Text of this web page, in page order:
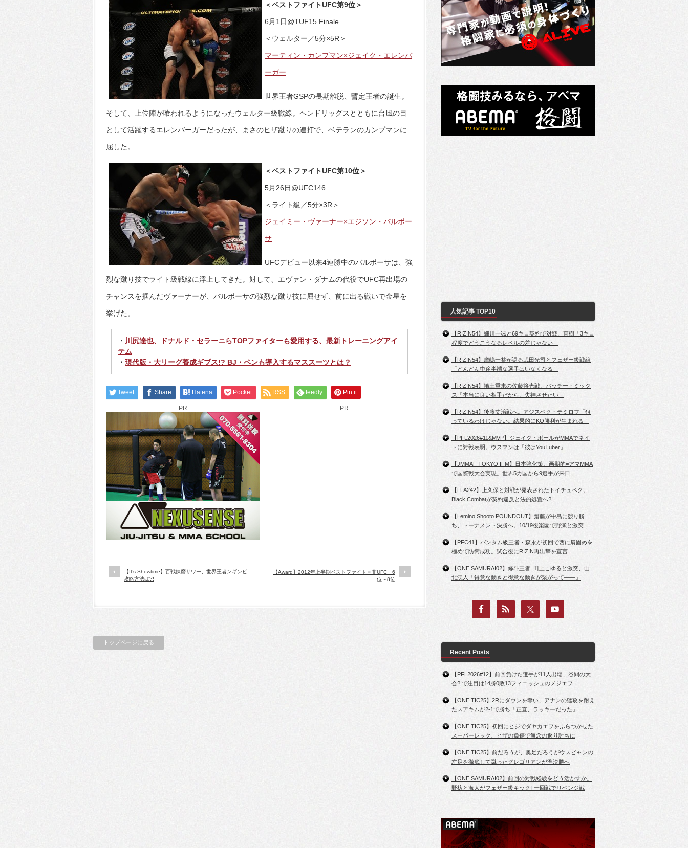
＜ベストファイトUFC第9位＞
6月1日@TUF15 Finale
＜ウェルター／5分×5R＞
マーティン・カンプマン×ジェイク・エレンバ
ーガー
世界王者GSPの長期離脱、暫定王者の誕生。
そして、上位陣が喰われるようになったウェルター級戦線。ヘンドリッグスとともに台風の目
として活躍するエレンバーガーだったが、まさのヒザ蹴りの連打で、ベテランのカンプマンに
屈した。
＜ベストファイトUFC第10位＞
5月26日@UFC146
＜ライト級／5分×3R＞
ジェイミー・ヴァーナー×エジソン・バルボー
サ
UFCデビュー以来4連勝中のバルボーサは、強
烈な蹴り技でライト級戦線に浮上してきた。対して、エヴァン・ダナムの代役でUFC再出場の
チャンスを掴んだヴァーナーが、バルボーサの強烈な蹴り技に屈せず、前に出る戦いで金星を
挙げた。
・ 川尻達也、ドナルド・セラーニらTOPファイターも愛用する、最新トレーニングアイ
テム
・ 現代版・大リーグ養成ギブス!? BJ・ペンも導入するマススーツとは？
Tweet Share Hatena Pocket RSS feedly Pin it
PR PR
【It’s Showtime】百戦錬磨サワー、世界王者ンギンビ
攻略方法は?!
【Award】2012年上半期ベストファイト＝非UFC 6
位～8位
トップページに戻る
人気記事 TOP10
【RIZIN54】細川一颯と69キロ契約で対戦、直樹「3キロ
程度でどうこうなるレベルの差じゃない」
【RIZIN54】摩嶋一整が語る武田光司とフェザー級戦線
「どんどん中途半端な選手はいなくなる」
【RIZIN54】捲土重来の佐藤将光戦、パッチー・ミック
ス「本当に良い相手だから、失神させたい」
【RIZIN54】後藤丈治戦へ。アジスベク・テミロフ「狙
っているわけじゃない。結果的にKO勝利が生まれる」
【PFL2026#11&MVP】ジェイク・ポールがMMAでネイ
トに対戦表明。ウスマンは「彼はYouTuber」
【JMMAF TOKYO IFM】日本強化策。画期的=アマMMA
で国際戦大会実現。世界5カ国から9選手が来日
【LFA242】上久保と対戦が発表されたトイチュベク。
Black Combatが契約違反と法的処置へ?!
【Lemino Shooto POUNDOUT】齋藤が中島に競り勝
ち、トーナメント決勝へ。10/19後楽園で野瀬と激突
【PFC41】バンタム級王者・森永が初回で西に肩固めを
極めて防衛成功。試合後にRIZIN再出撃を宣言
【ONE SAMURAI02】修斗王者=田上こゆると激突、山
北渓人「得意な動きと得意な動きが繋がって――」
Recent Posts
【PFL2026#12】前回負けた選手が11人出場、谷間の大
会?!で注目は14勝0敗13フィニッシュのメジエフ
【ONE TIC25】2Rにダウンを奪い、アナンの猛攻を耐え
たスアキムが2-1で勝ち「正直、ラッキーだった」
【ONE TIC25】初回にヒジでダヤカエフをふらつかせた
スーパーレック、ヒザの負傷で無念の返り討ちに
【ONE TIC25】前だろうが、奥足だろうがウスビャンの
左足を徹底して蹴ったグレゴリアンが準決勝へ
【ONE SAMURAI02】前回の対戦経験をどう活かすか。
野杁と海人がフェザー級キックT一回戦でリベンジ戦